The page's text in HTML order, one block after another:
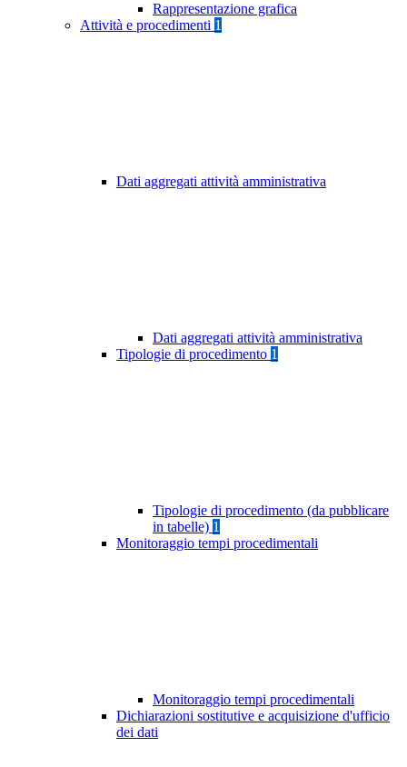
Rappresentazione grafica
Attività e procedimenti 1
Dati aggregati attività amministrativa
Dati aggregati attività amministrativa
Tipologie di procedimento 1
Tipologie di procedimento (da pubblicare
in tabelle) 1
Monitoraggio tempi procedimentali
Monitoraggio tempi procedimentali
Dichiarazioni sostitutive e acquisizione d'ufficio
dei dati